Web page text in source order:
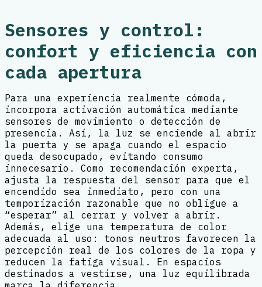
Sensores y control:
confort y eficiencia con
cada apertura
Para una experiencia realmente cómoda,
incorpora activación automática mediante
sensores de movimiento o detección de
presencia. Así, la luz se enciende al abrir
la puerta y se apaga cuando el espacio
queda desocupado, evitando consumo
innecesario. Como recomendación experta,
ajusta la respuesta del sensor para que el
encendido sea inmediato, pero con una
temporización razonable que no obligue a
“esperar” al cerrar y volver a abrir.
Además, elige una temperatura de color
adecuada al uso: tonos neutros favorecen la
percepción real de los colores de la ropa y
reducen la fatiga visual. En espacios
destinados a vestirse, una luz equilibrada